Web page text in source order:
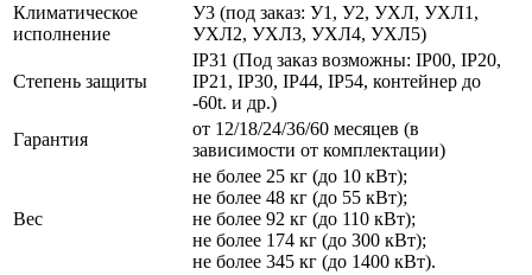
Климатическое
исполнение
У3 (под заказ: У1, У2, УХЛ, УХЛ1,
УХЛ2, УХЛ3, УХЛ4, УХЛ5)
Степень защиты
IP31 (Под заказ возможны: IP00, IP20,
IP21, IP30, IP44, IP54, контейнер до
-60t. и др.)
Гарантия
от 12/18/24/36/60 месяцев (в
зависимости от комплектации)
Вес
не более 25 кг (до 10 кВт);
не более 48 кг (до 55 кВт);
не более 92 кг (до 110 кВт);
не более 174 кг (до 300 кВт);
не более 345 кг (до 1400 кВт).